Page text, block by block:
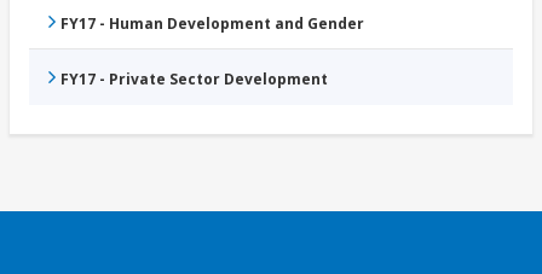
FY17 - Human Development and Gender
FY17 - Private Sector Development